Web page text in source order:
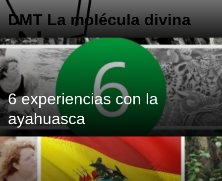
DMT La molécula divina
6 experiencias con la
ayahuasca